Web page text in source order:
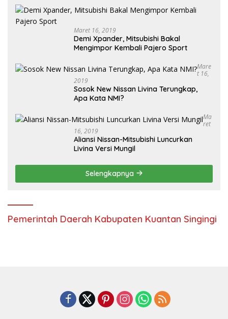
Maret 16, 2019
Demi Xpander, Mitsubishi Bakal
Mengimpor Kembali Pajero Sport
Mare
T 16,
2019
Sosok New Nissan Livina Terungkap,
Apa Kata NMI?
Ma
Ret
16, 2019
Aliansi Nissan-Mitsubishi Luncurkan
Livina Versi Mungil
Selengkapnya
Pemerintah Daerah Kabupaten Kuantan Singingi